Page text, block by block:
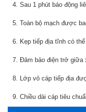
4. Sau 1 phút báo động
5. Toàn bộ mạch được
6. Kẹp tiếp địa tĩnh có
7. Đảm bảo điện trở
8. Lớp vỏ cáp tiếp địa
9. Chiều dài cáp tiêu